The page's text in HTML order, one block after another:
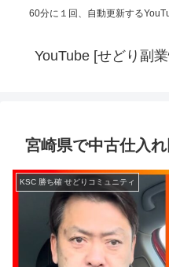
60分に１回、自動更新する
YouTube [せどり副
宮崎県で中古仕入
KSC 勝ち確 せどりコミュニティ